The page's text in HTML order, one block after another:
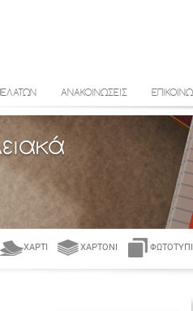
ΑΝΑΚΟΙΝΩΣΕΙΣ
ΧΑΡΤΊ ΧΑΡΤΌΝΙ